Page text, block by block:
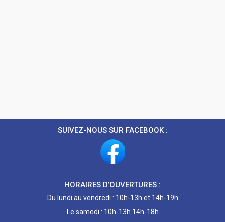
SUIVEZ-NOUS SUR FACEBOOK :
HORAIRES D’OUVERTURES :
Du lundi au vendredi : 10h-13h et 14h-19h
Le samedi : 10h-13h 14h-18h